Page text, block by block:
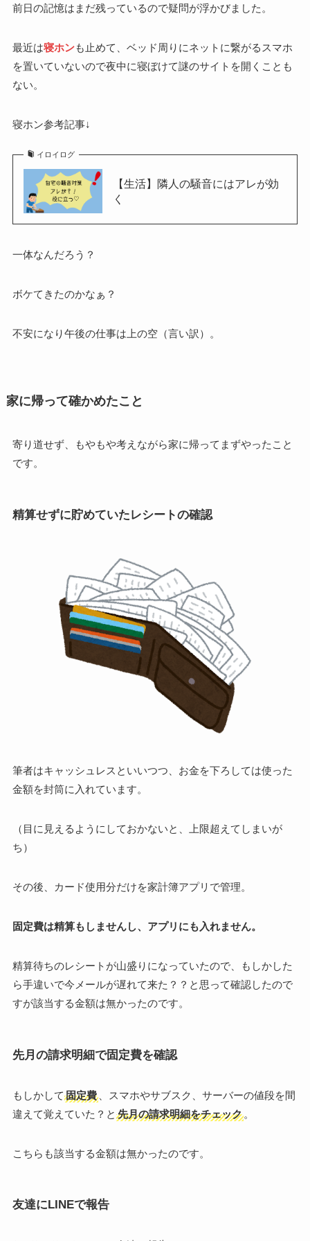
前日の記憶はまだ残っているので疑問が浮かびました。
最近は寝ホンも止めて、ベッド周りにネットに繋がるスマホ
を置いていないので夜中に寝ぼけて謎のサイトを開くことも
ない。
寝ホン参考記事↓
イロイログ
【生活】隣人の騒音にはアレが効
く
一体なんだろう？
ボケてきたのかなぁ？
不安になり午後の仕事は上の空（言い訳）。
家に帰って確かめたこと
寄り道せず、もやもや考えながら家に帰ってまずやったこと
です。
精算せずに貯めていたレシートの確認
筆者はキャッシュレスといいつつ、お金を下ろしては使った
金額を封筒に入れています。
（目に見えるようにしておかないと、上限超えてしまいが
ち）
その後、カード使用分だけを家計簿アプリで管理。
固定費は精算もしませんし、アプリにも入れません。
精算待ちのレシートが山盛りになっていたので、もしかした
ら手違いで今メールが遅れて来た？？と思って確認したので
すが該当する金額は無かったのです。
先月の請求明細で固定費を確認
もしかして 固定費、スマホやサブスク、サーバーの値段を間
違えて覚えていた？と 先月の請求明細をチェック。
こちらも該当する金額は無かったのです。
友達にLINEで報告